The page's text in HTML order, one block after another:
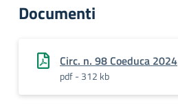
Documenti
Circ. n. 98 Coeduca 2024
pdf - 312 kb